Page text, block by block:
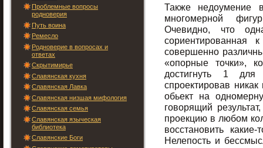
Проблемные вопросы
родноверия
Путь воина
Ремесло
Родноверие в вопросах и
ответах
Скрытимирье
Славянская кухня
Славянская Лавка
Славянская низшая мифология
Славянская семья
Славянская языческая
библиотека
Славянские Боги
Также недоумение
многомерной
Очевидно, что
сориентированная
совершенно
«опорные точки»,
достигнуть 1
спроектировав
обьект на
говорящий
проекцию в любом
восстановить какие-
Нелепость и